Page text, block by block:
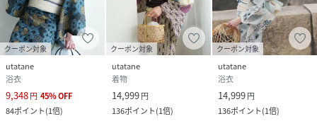
クーポン対象
utatane
浴衣
9,348円 45%OFF
84ポイント(1倍)
クーポン対象
utatane
着物
14,999円
136ポイント(1倍)
クーポン対象
utatane
浴衣
14,999円
136ポイント(1倍)